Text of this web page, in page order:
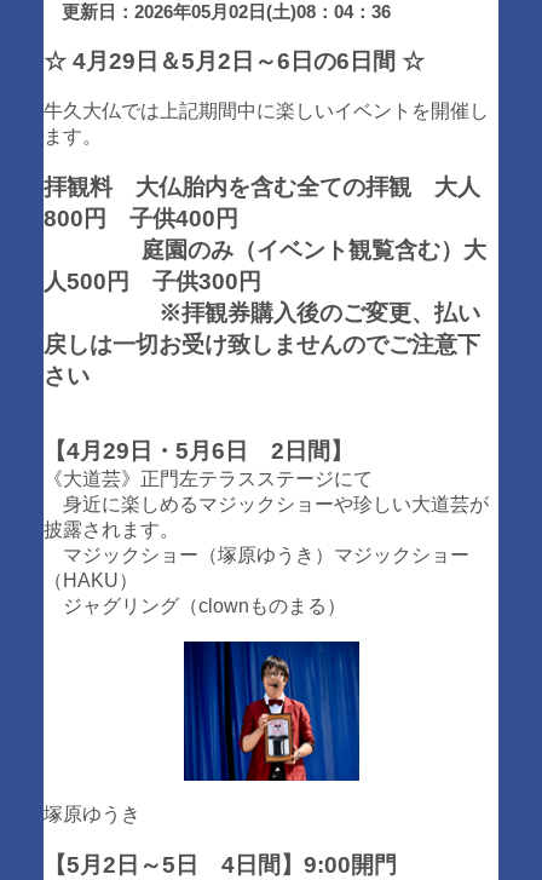
更新日：2026年05月02日(土)08：04：36
☆ 4月29日＆5月2日～6日の6日間 ☆
牛久大仏では上記期間中に楽しいイベントを開催し
ます。
拝観料 大仏胎内を含む全ての拝観 大人
800円 子供400円
庭園のみ（イベント観覧含む）大
人500円 子供300円
※拝観券購入後のご変更、払い
戻しは一切お受け致しませんのでご注意下
さい
【4月29日・5月6日 2日間】
《大道芸》正門左テラスステージにて
身近に楽しめるマジックショーや珍しい大道芸が
披露されます。
マジックショー（塚原ゆうき）マジックショー
（HAKU）
ジャグリング（clownものまる）
塚原ゆうき
【5月2日～5日 4日間】9:00開門